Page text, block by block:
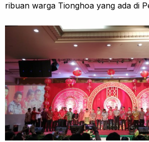
ribuan warga Tionghoa yang ada di